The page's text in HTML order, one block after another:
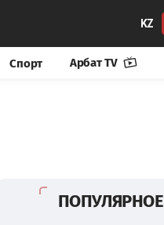
KZ
Спорт Арбат TV
ПОПУЛЯРНОЕ